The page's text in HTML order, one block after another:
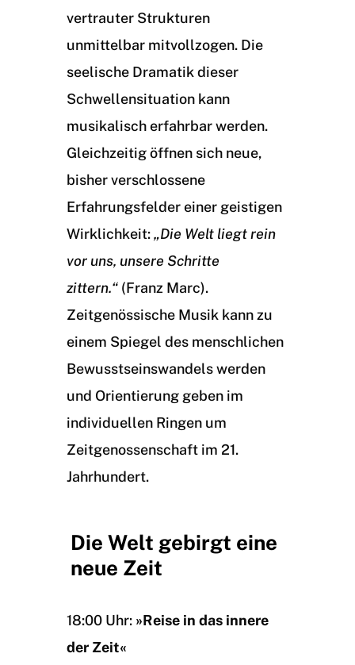
vertrauter Strukturen
unmittelbar mitvollzogen. Die
seelische Dramatik dieser
Schwellensituation kann
musikalisch erfahrbar werden.
Gleichzeitig öffnen sich neue,
bisher verschlossene
Erfahrungsfelder einer geistigen
Wirklichkeit:„Die Welt liegt rein
vor uns, unsere Schritte
zittern.“ (Franz Marc).
Zeitgenössische Musik kann zu
einem Spiegel des menschlichen
Bewusstseinswandels werden
und Orientierung geben im
individuellen Ringen um
Zeitgenossenschaft im 21.
Jahrhundert.
Die Welt gebirgt eine
neue Zeit
18:00 Uhr: »Reise in das innere
der Zeit«